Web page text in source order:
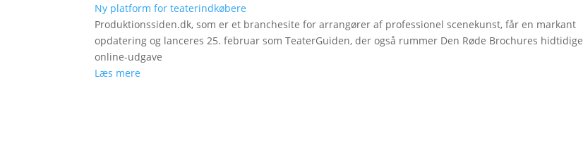
Ny platform for teaterindkøbere
Produktionssiden.dk, som er et branchesite for arrangører af professionel scenekunst, får en markant
opdatering og lanceres 25. februar som TeaterGuiden, der også rummer Den Røde Brochures hidtidige
online-udgave
Læs mere